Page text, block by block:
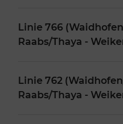
Linie 766
Raabs/Thaya -
Linie 762
Raabs/Thaya -